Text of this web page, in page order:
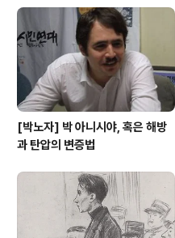
과 함께 최근 3년간 독일에서 일어난 주
오범죄들을 열거하는 피켓을 들고 들어
개요를 낭독하고 '증오 선동을 중지하라
쳤..
[박노자] 박 아니시야, 혹은 해방
과 탄압의 변증법